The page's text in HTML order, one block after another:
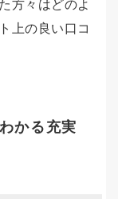
方々はどのよ
上の良い口コ
かる充実